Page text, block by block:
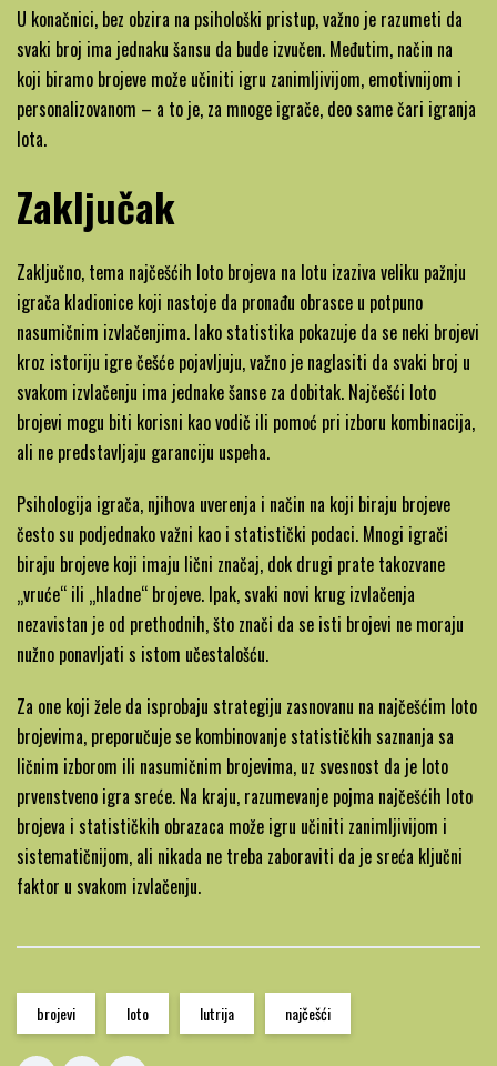
U konačnici, bez obzira na psihološki pristup, važno je razumeti da
svaki broj ima jednaku šansu da bude izvučen. Međutim, način na
koji biramo brojeve može učiniti igru zanimljivijom, emotivnijom i
personalizovanom – a to je, za mnoge igrače, deo same čari igranja
lota.
Zaključak
Zaključno, tema najčešćih loto brojeva na lotu izaziva veliku pažnju
igrača kladionice koji nastoje da pronađu obrasce u potpuno
nasumičnim izvlačenjima. Iako statistika pokazuje da se neki brojevi
kroz istoriju igre češće pojavljuju, važno je naglasiti da svaki broj u
svakom izvlačenju ima jednake šanse za dobitak. Najčešći loto
brojevi mogu biti korisni kao vodič ili pomoć pri izboru kombinacija,
ali ne predstavljaju garanciju uspeha.
Psihologija igrača, njihova uverenja i način na koji biraju brojeve
često su podjednako važni kao i statistički podaci. Mnogi igrači
biraju brojeve koji imaju lični značaj, dok drugi prate takozvane
„vruće“ ili „hladne“ brojeve. Ipak, svaki novi krug izvlačenja
nezavistan je od prethodnih, što znači da se isti brojevi ne moraju
nužno ponavljati s istom učestalošću.
Za one koji žele da isprobaju strategiju zasnovanu na najčešćim loto
brojevima, preporučuje se kombinovanje statističkih saznanja sa
ličnim izborom ili nasumičnim brojevima, uz svesnost da je loto
prvenstveno igra sreće. Na kraju, razumevanje pojma najčešćih loto
brojeva i statističkih obrazaca može igru učiniti zanimljivijom i
sistematičnijom, ali nikada ne treba zaboraviti da je sreća ključni
faktor u svakom izvlačenju.
brojevi loto lutrija najčešći